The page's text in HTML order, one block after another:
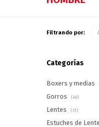
Filtrando por:
Categorías
Boxers y medias
Gorros (40)
Lentes (31)
Estuches de